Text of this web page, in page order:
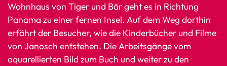
Wohnhaus von Tiger und Bär geht es in Richtung
Panama zu einer fernen Insel. Auf dem Weg dorthin
erfährt der Besucher, wie die Kinderbücher und Filme
von Janosch entstehen. Die Arbeitsgänge vom
aquarellierten Bild zum Buch und weiter zu den